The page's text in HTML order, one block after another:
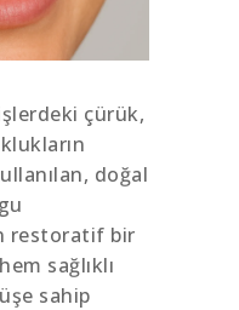
çürük,
doğal
restoratif bir
sağlıklı
sahip